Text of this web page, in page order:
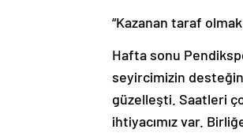
“Kazanan taraf
Hafta sonu
seyircimizin
güzelleşti. Saatleri
ihtiyacımız var.